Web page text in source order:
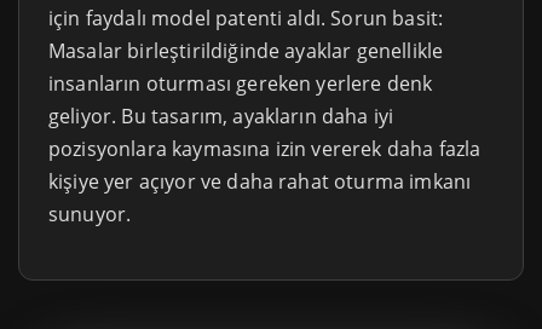
için faydalı model patenti aldı. Sorun basit:
Masalar birleştirildiğinde ayaklar genellikle
insanların oturması gereken yerlere denk
geliyor. Bu tasarım, ayakların daha iyi
pozisyonlara kaymasına izin vererek daha fazla
kişiye yer açıyor ve daha rahat oturma imkanı
sunuyor.